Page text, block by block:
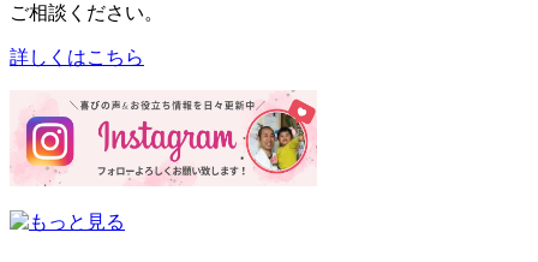
ご相談ください。
詳しくはこちら